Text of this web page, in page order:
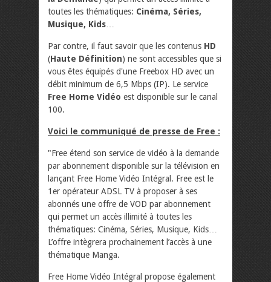
toutes les thématiques: Cinéma, Séries,
Musique, Kids
Par contre, il faut savoir que les contenus HD
(Haute Définition) ne sont accessibles que si
vous êtes équipés d'une Freebox HD avec un
débit minimum de 6,5 Mbps (IP). Le service
Free Home Vidéo est disponible sur le canal
100.
Voici le communiqué de presse de Free :
"Free étend son service de vidéo à la demande
par abonnement disponible sur la télévision en
lançant Free Home Vidéo Intégral. Free est le
1er opérateur ADSL TV à proposer à ses
abonnés une offre de VOD par abonnement
qui permet un accès illimité à toutes les
thématiques: Cinéma, Séries, Musique, Kids…
L’offre intègrera prochainement l’accès à une
thématique Manga.
Free Home Vidéo Intégral propose également